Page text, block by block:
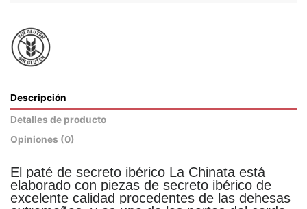
Descripción
Detalles de producto
Opiniones (0)
El paté de secreto ibérico La Chinata está
elaborado con piezas de secreto ibérico de
excelente calidad procedentes de las dehesas